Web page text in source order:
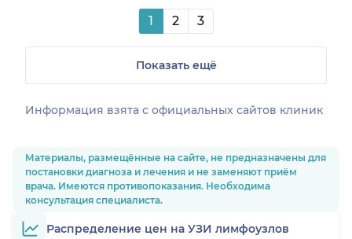
1 2 3
Показать ещё
Информация взята c официальных сайтов клиник
Материалы, размещённые на сайте, не предназначены для
постановки диагноза и лечения и не заменяют приём
врача. Имеются противопоказания. Необходима
консультация специалиста.
Распределение цен на УЗИ лимфоузлов